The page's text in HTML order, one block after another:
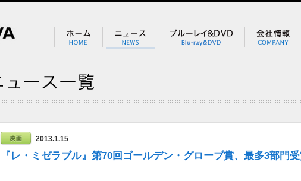
2013.1.15
『レ・ミゼラブル』第70回ゴールデン・グローブ賞、最多3部門受